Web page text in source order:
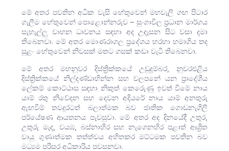
මේ අතර පවතින අධික වැසි හේතුවෙන් මහවැලි ගඟ පිටාර
ගැලීම හේතුවෙන් පොළොන්නරුව – සුංගාවිල ප්‍රධාන මාර්ගය
සැහැල්ලු වාහන ධාවනය සඳහා අද උදෑසන සිට වසා දමා
තිබෙනවා. මේ අතර මොණරාගල ප්‍රදේශය හරහා හමාගිය තද
සුළං හේතුවෙන් නිවසක් මතට ගසක් කඩා වැටී තිබෙනවා.
මේ අතර මහනුවර දිස්ත්‍රික්කයේ උඩුදුම්බර, නුවරඑළිය
දිස්ත්‍රික්කයේ නිල්දණ්ඩාහින්න සහ වලපනේ යන ප්‍රාදේශීය
ලේකම් කොට්ඨාස සඳහා නිකුත් කෙරෙුණු ඉවත් වීමේ නාය
යාම් රතු නිවේදන සහ දෙවන අදියරේ නාය යාම් අනතුරු
ඇඟවීම් තවදුරටත් බලාත්මක බව ජාතික ගොඩනැගිලි
පර්යේෂණ ආයතනය පැවසුවා. මේ අතර අද දිනයේදී උතුර,
උතුරු මැද, වයඹ, බස්නාහිර සහ නැගෙනහිර පළාත් ආශ්‍රිත
වායු ගුණාත්මක තත්ත්වය අහිතකර මට්ටමක පවතින බව
මධ්‍යම පරිසර අධිකාරිය පවසනවා.